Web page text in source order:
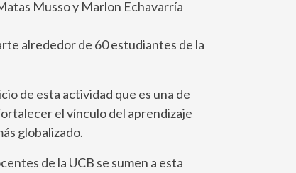
Musso y Marlon Echavarría
alrededor de 60 estudiantes de la
de esta actividad que es una de
el vínculo del aprendizaje
globalizado.
de la UCB se sumen a esta